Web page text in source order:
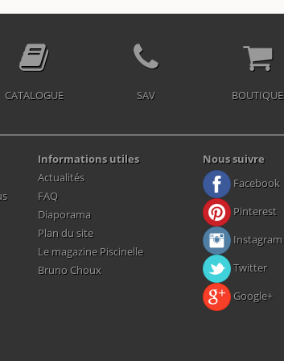
CATALOGUE SAV BOUTIQUE
Informations utiles
Actualités
FAQ
Diaporama
Plan du site
Le magazine Piscinelle
Bruno Choux
Nous suivre
Facebook
Pinterest
Instagram
Twitter
Google+